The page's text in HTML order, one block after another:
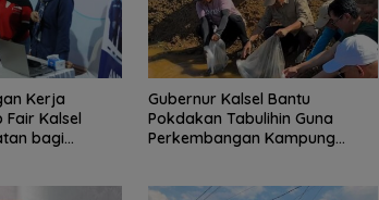
Kerja
Fair Kalsel
bagi
Gubernur Kalsel Bantu
Pokdakan Tabulihin Guna
Perkembangan Kampung